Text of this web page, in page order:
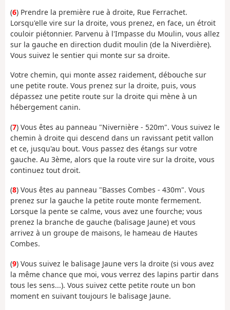
(6) Prendre la première rue à droite, Rue Ferrachet.
Lorsqu'elle vire sur la droite, vous prenez, en face, un étroit
couloir piétonnier. Parvenu à l'Impasse du Moulin, vous allez
sur la gauche en direction dudit moulin (de la Niverdière).
Vous suivez le sentier qui monte sur sa droite.
Votre chemin, qui monte assez raidement, débouche sur
une petite route. Vous prenez sur la droite, puis, vous
dépassez une petite route sur la droite qui mène à un
hébergement canin.
(7) Vous êtes au panneau "Nivernière - 520m". Vous suivez le
chemin à droite qui descend dans un ravissant petit vallon
et ce, jusqu'au bout. Vous passez des étangs sur votre
gauche. Au 3ème, alors que la route vire sur la droite, vous
continuez tout droit.
(8) Vous êtes au panneau "Basses Combes - 430m". Vous
prenez sur la gauche la petite route monte fermement.
Lorsque la pente se calme, vous avez une fourche; vous
prenez la branche de gauche (balisage Jaune) et vous
arrivez à un groupe de maisons, le hameau de Hautes
Combes.
(9) Vous suivez le balisage Jaune vers la droite (si vous avez
la même chance que moi, vous verrez des lapins partir dans
tous les sens...). Vous suivez cette petite route un bon
moment en suivant toujours le balisage Jaune.